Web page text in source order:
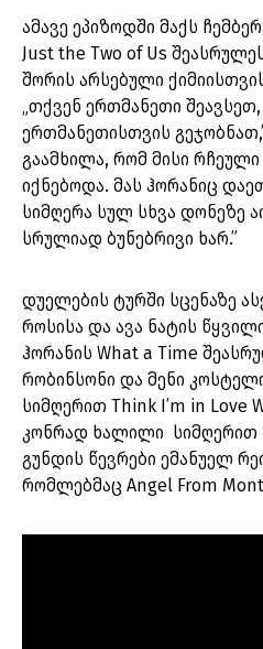
ამავე ეპიზოდში მაქს
Just the Two of Us
შორის არსებული
„თქვენ ერთმანეთი
ერთმანეთისთვის
გაამხილა, რომ მისი რჩეული
იქნებოდა. მას ჰორანიც
სიმღერა სულ სხვა დონეზე
სრულიად ბუნებრივი ხარ.”
დუელების ტურში სცენაზე
როსისა და ავა ნატის
ჰორანის What a Time
რობინსონი და მენი
სიმღერით Think I’m in Love
კონრად ხალილი სიმღერით
გუნდის წევრები ემანუელ
რომლებმაც Angel From